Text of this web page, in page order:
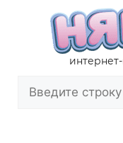
содержимому